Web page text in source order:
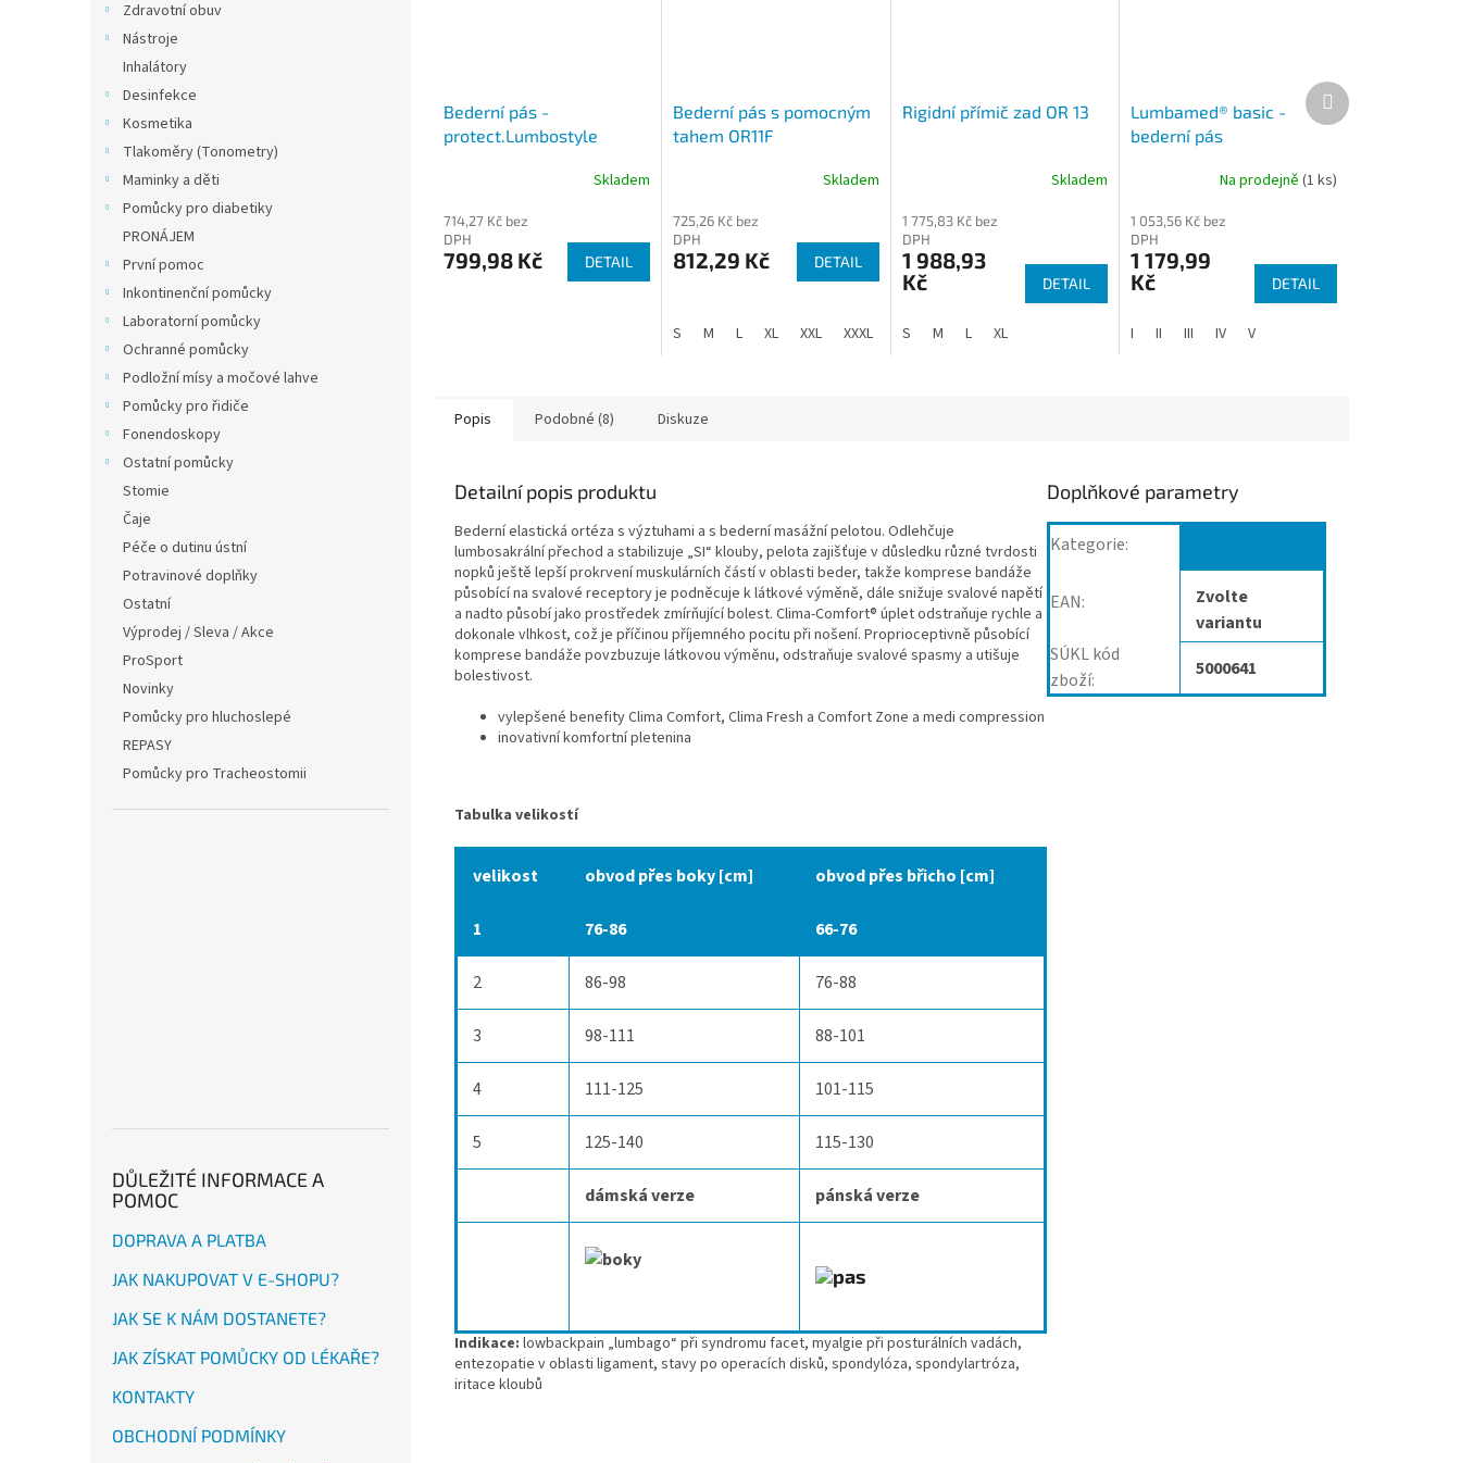
Zdravotní obuv
Nástroje
Inhalátory
Desinfekce
Kosmetika
Tlakoměry (Tonometry)
Maminky a děti
Pomůcky pro diabetiky
PRONÁJEM
První pomoc
Inkontinenční pomůcky
Laboratorní pomůcky
Ochranné pomůcky
Podložní mísy a močové lahve
Pomůcky pro řidiče
Fonendoskopy
Ostatní pomůcky
Stomie
Čaje
Péče o dutinu ústní
Potravinové doplňky
Ostatní
Výprodej / Sleva / Akce
ProSport
Novinky
Pomůcky pro hluchoslepé
REPASY
Pomůcky pro Tracheostomii
DŮLEŽITÉ INFORMACE A
POMOC
DOPRAVA A PLATBA
JAK NAKUPOVAT V E-SHOPU?
JAK SE K NÁM DOSTANETE?
JAK ZÍSKAT POMŮCKY OD LÉKAŘE?
KONTAKTY
OBCHODNÍ PODMÍNKY
Bederní pás -
protect.Lumbostyle
Skladem
714,27 Kč bez
DPH
799,98 Kč DETAIL
Bederní pás s pomocným
tahem OR11F
Skladem
725,26 Kč bez
DPH
812,29 Kč DETAIL
S M L XL XXL XXXL
Rigidní přímič zad OR 13
Skladem
1 775,83 Kč bez
DPH
1 988,93
Kč
DETAIL
S M L XL
Lumbamed® basic -
bederní pás
Na prodejně (1 ks)
1 053,56 Kč bez
DPH
1 179,99
Kč
DETAIL
I II III IV V
Další
produkt
Popis Podobné (8) Diskuze
Detailní popis produktu
Bederní elastická ortéza s výztuhami a s bederní masážní pelotou. Odlehčuje
lumbosakrální přechod a stabilizuje „SI“ klouby, pelota zajišťuje v důsledku různé tvrdosti
nopků ještě lepší prokrvení muskulárních částí v oblasti beder, takže komprese bandáže
působící na svalové receptory je podněcuje k látkové výměně, dále snižuje svalové napětí
a nadto působí jako prostředek zmírňující bolest. Clima-Comfort® úplet odstraňuje rychle a
dokonale vlhkost, což je příčinou příjemného pocitu při nošení. Proprioceptivně působící
komprese bandáže povzbuzuje látkovou výměnu, odstraňuje svalové spasmy a utišuje
bolestivost.
vylepšené benefity Clima Comfort, Clima Fresh a Comfort Zone a medi compression
inovativní komfortní pletenina
Tabulka velikostí
velikost obvod přes boky [cm] obvod přes břicho [cm]
1 76-86 66-76
2 86-98 76-88
3 98-111 88-101
4 111-125 101-115
5 125-140 115-130
dámská verze pánská verze
Indikace: lowbackpain „lumbago“ při syndromu facet, myalgie při posturálních vadách,
entezopatie v oblasti ligament, stavy po operacích disků, spondylóza, spondylartróza,
iritace kloubů
Doplňkové parametry
Kategorie:
EAN:
Zvolte
variantu
SÚKL kód
zboží: 5000641